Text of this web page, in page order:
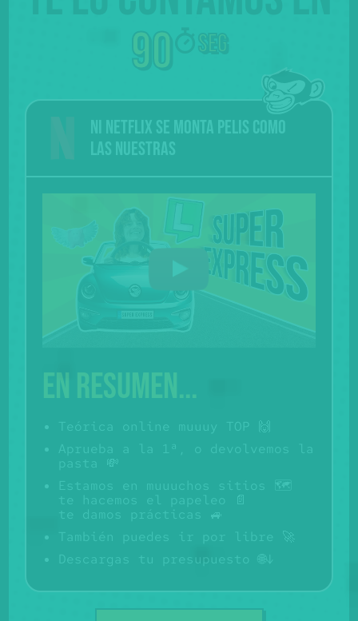
Ni Netflix se monta pelis como
las nuestras
En resumen...
Teórica online muuuy TOP 🙌
Aprueba a la 1ª, o devolvemos la
pasta 💸
Estamos en muuuchos sitios 🗺️
te hacemos el papeleo 📄
te damos prácticas 🚙
También puedes ir por libre 🚀
Descargas tu presupuesto 🌐↓
90
seg